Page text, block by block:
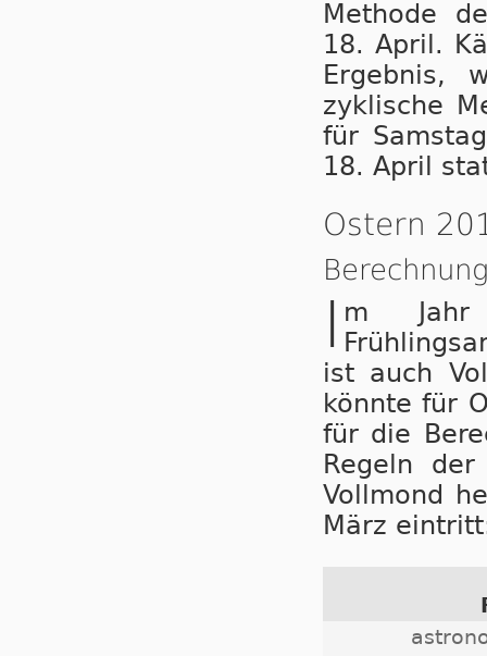
Methode
18. April.
Ergebnis,
zyklische
für
18. April
Ostern
I m Jahr
ist auch
könnte für
für die
Regeln
Vollmond
März